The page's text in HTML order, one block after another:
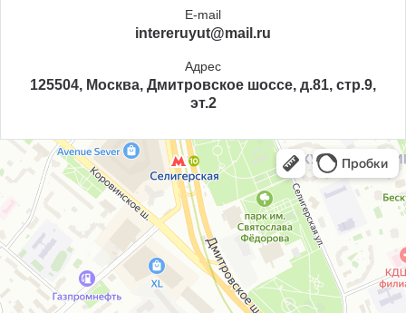
E-mail
intereruyut@mail.ru
Адрес
125504, Москва, Дмитровское шоссе, д.81, стр.9,
эт.2